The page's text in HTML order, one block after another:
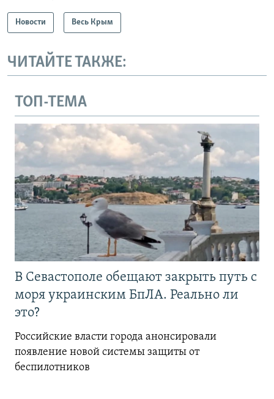
Новости Весь Крым
ЧИТАЙТЕ ТАКЖЕ:
ТОП-ТЕМА
В Севастополе обещают закрыть путь с
моря украинским БпЛА. Реально ли
это?
Российские власти города анонсировали
появление новой системы защиты от
беспилотников